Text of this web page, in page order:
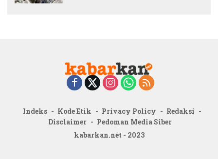
Indeks Kode Etik Privacy Policy
Redaksi
Disclaimer
Pedoman Media Siber
kabarkan.net - 2023